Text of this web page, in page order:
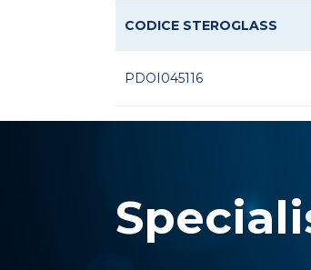
CODICE STEROGLASS
PDOI045116